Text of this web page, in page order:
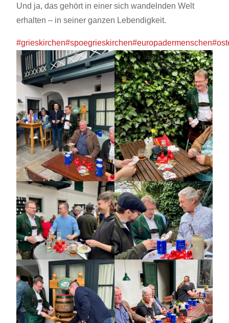
Und ja, das gehört in einer sich wandelnden Welt
erhalten – in seiner ganzen Lebendigkeit.
#grieskirchen#spoegrieskirchen#europadermenschen